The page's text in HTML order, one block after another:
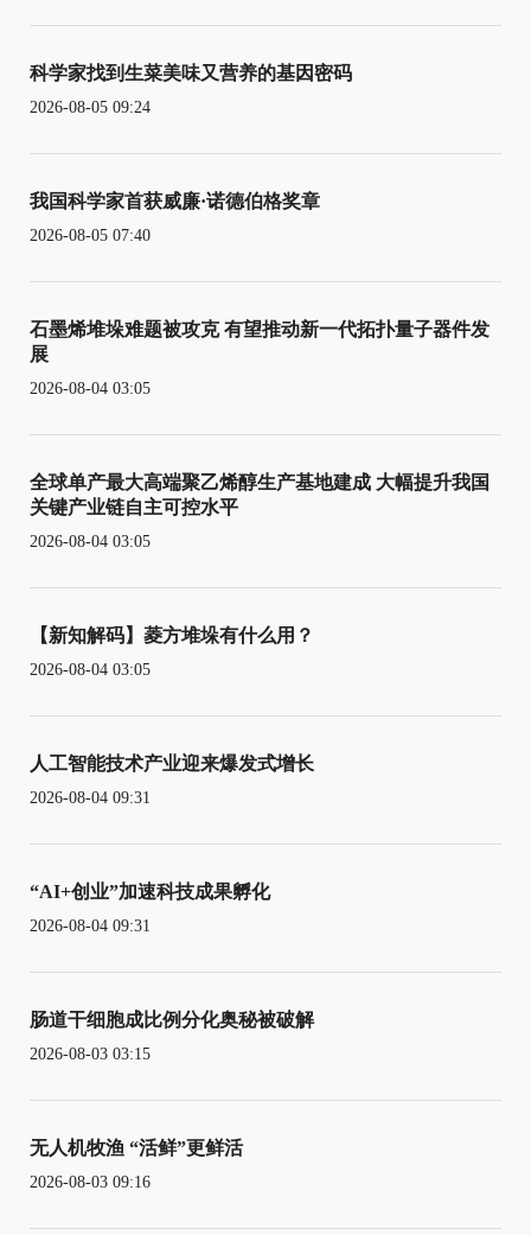
科学家找到生菜美味又营养的基因密码
2026-08-05 09:24
我国科学家首获威廉·诺德伯格奖章
2026-08-05 07:40
石墨烯堆垛难题被攻克 有望推动新一代拓扑量子器件发
展
2026-08-04 03:05
全球单产最大高端聚乙烯醇生产基地建成 大幅提升我国
关键产业链自主可控水平
2026-08-04 03:05
【新知解码】菱方堆垛有什么用？
2026-08-04 03:05
人工智能技术产业迎来爆发式增长
2026-08-04 09:31
“AI+创业”加速科技成果孵化
2026-08-04 09:31
肠道干细胞成比例分化奥秘被破解
2026-08-03 03:15
无人机牧渔 “活鲜”更鲜活
2026-08-03 09:16